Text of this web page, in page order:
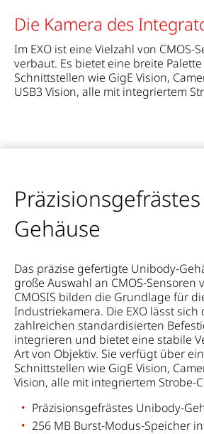
Die Kamera des
Im EXO ist eine Vielzahl von CMOS-
verbaut. Es bietet eine breite
Schnittstellen wie GigE Vision,
USB3 Vision, alle mit integriertem
Gehäuse
Das präzise gefertigte Unibody-
große Auswahl an CMOS-Sensoren
CMOSIS bilden die Grundlage für
Industriekamera. Die EXO lässt sich
zahlreichen standardisierten
integrieren und bietet eine stabile
Art von Objektiv. Sie verfügt über
Schnittstellen wie GigE Vision,
Vision, alle mit integriertem Strobe-
Präzisionsgefrästes Unibody-
256 MB Burst-Modus-Speicher